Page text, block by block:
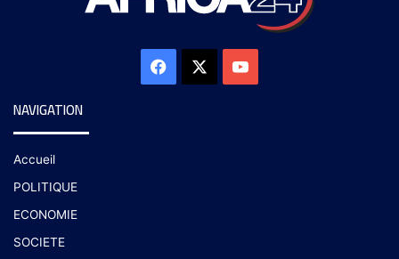
NAVIGATION
Accueil
POLITIQUE
ECONOMIE
SOCIETE